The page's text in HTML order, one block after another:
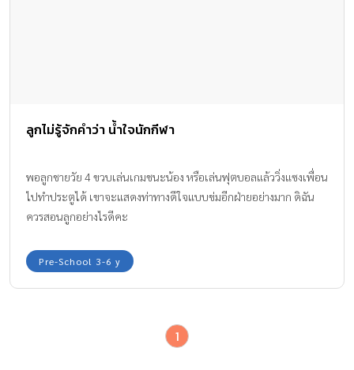
ลูกไม่รู้จักคำว่า น้ำใจนักกีฬา
พอลูกชายวัย 4 ขวบเล่นเกมชนะน้อง หรือเล่นฟุตบอลแล้ววิ่งแซงเพื่อน
ไปทำประตูได้ เขาจะแสดงท่าทางดีใจแบบข่มอีกฝ่ายอย่างมาก ดิฉัน
ควรสอนลูกอย่างไรดีคะ
Pre-School 3-6 y
1